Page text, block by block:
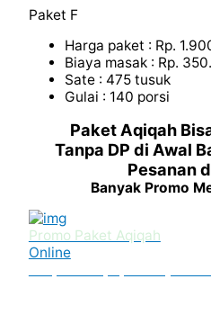
Paket F
Harga paket : Rp.
Biaya masak : Rp.
Sate : 475 tusuk
Gulai : 140 porsi
Paket Aqiqah
Tanpa DP di Awal
Pesanan
Banyak Promo
Promo Paket Aqiqah
Online